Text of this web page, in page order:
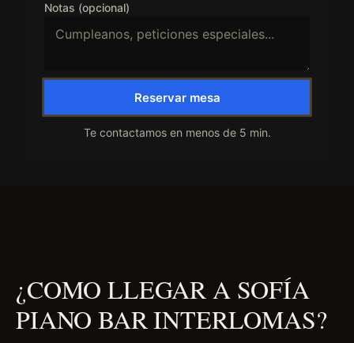
Notas (opcional)
Reservar mesa
Te contactamos en menos de 5 min.
¿COMO LLEGAR A SOFÍA
PIANO BAR INTERLOMAS?